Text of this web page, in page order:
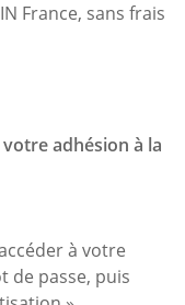
France, sans frais
adhésion à la
à votre
de passe, puis